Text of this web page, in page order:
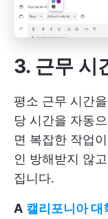
3. 근무 시
평소 근무 시간
당 시간을 자동
면 복잡한 작업
인 방해받지 않
집니다.
A 캘리포니아 대